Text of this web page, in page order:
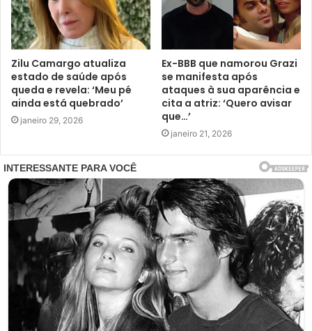
Zilu Camargo atualiza
estado de saúde após
queda e revela: ‘Meu pé
ainda está quebrado’
janeiro 29, 2026
Ex-BBB que namorou Grazi
se manifesta após
ataques à sua aparência e
cita a atriz: ‘Quero avisar
que…’
janeiro 21, 2026